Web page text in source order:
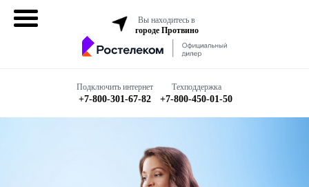
Вы находитесь в
городе Протвино
Подключить интернет
+7-800-301-67-82
Техподдержка
+7-800-450-01-50
Интернет + ТВ